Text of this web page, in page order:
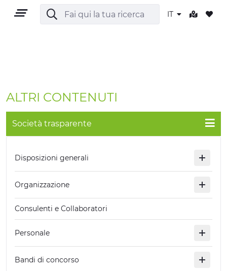
IT
OUTDOOR
CULTURA
NATURA E BENESSERE
ESPERIENZE
EVENTI
ALTRI CONTENUTI
Società trasparente
Disposizioni generali
Organizzazione
Consulenti e Collaboratori
Personale
Bandi di concorso